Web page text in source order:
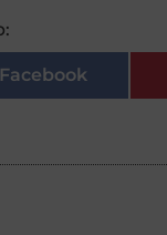
Facebook